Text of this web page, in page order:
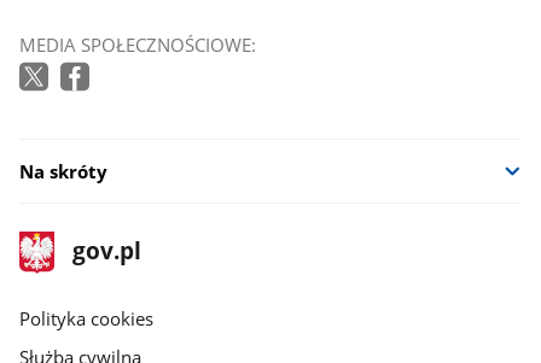
MEDIA SPOŁECZNOŚCIOWE:
Na skróty
stopka
gov.pl
Strona
gov.pl
gov.pl
Polityka cookies
Służba cywilna